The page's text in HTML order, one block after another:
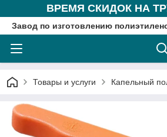
ВРЕМЯ СКИДОК НА
Завод по изготовлению
Товары и услуги Капельный